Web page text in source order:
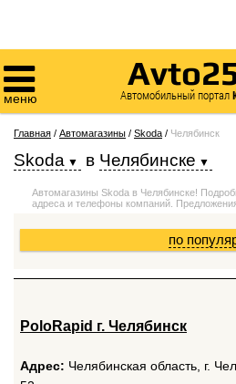

меню Автомобильный портал
Главная / Автомагазины / Skoda / Челябинск
Skoda в Челябинске
Автомагазины Skoda в Челябинске!
адреса и телефоны компаний.
по
PoloRapid г. Челябинск
Адрес: Челябинская область, г.